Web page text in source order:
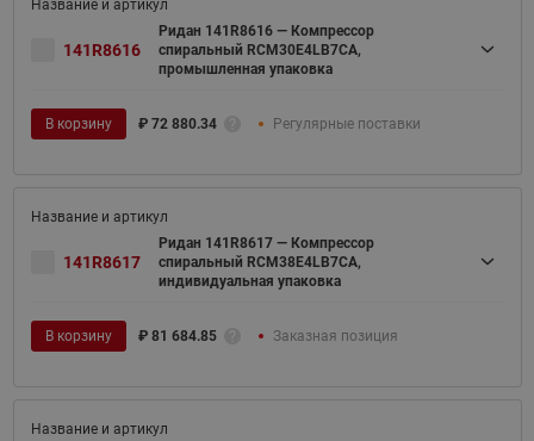
141R8616
Ридан 141R8616 — Компрессор
спиральный RCM30E4LB7CA,
промышленная упаковка
В корзину ₽ 72 880.34 Регулярные поставки
141R8617
Ридан 141R8617 — Компрессор
спиральный RCM38E4LB7CA,
индивидуальная упаковка
В корзину ₽ 81 684.85 Заказная позиция